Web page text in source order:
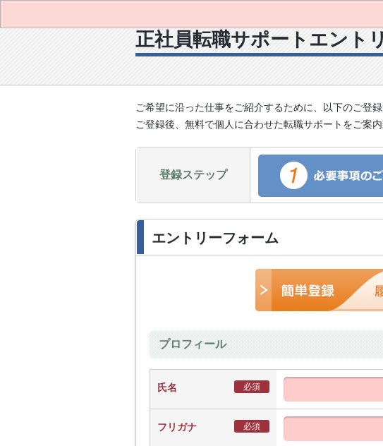
正社員転職サポートエント
ご希望に沿った仕事をご紹介するために、以下のご登録
ご登録後、無料で個人に合わせた転職サポートをご案内
登録ステップ
エントリーフォーム
プロフィール
氏名 必須
フリガナ 必須